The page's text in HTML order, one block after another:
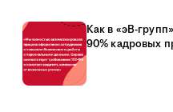
Как в «эВ-
90% кадровых